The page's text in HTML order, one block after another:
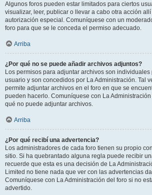
Algunos foros pueden estar limitados para ciertos
visualizar, leer, publicar o llevar a cabo otra acción
autorización especial. Comuníquese con un
foro para que se le conceda el permiso adecuado.
Arriba
¿Por qué no se puede añadir archivos adjuntos?
Los permisos para adjuntar archivos son
usuario y son concedidos por La Administración. Tal
permite adjuntar archivos en el foro en que se
pueden hacerlo. Comuníquese con La
qué no puede adjuntar archivos.
Arriba
¿Por qué recibí una advertencia?
Los administradores de cada foro tienen su propio
sitio. Si ha quebrantado alguna regla puede recibir
recuerde que esta es una decisión de La
Limited no tiene nada que ver con las advertencias
Comuníquese con La Administración del foro si no
advertido.